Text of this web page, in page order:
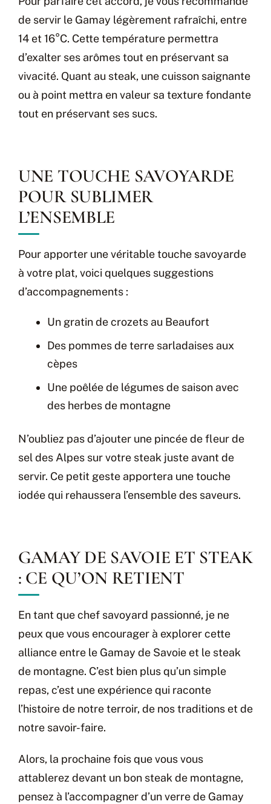
de servir le Gamay légèrement rafraîchi, entre
14 et 16°C. Cette température permettra
d’exalter ses arômes tout en préservant sa
vivacité. Quant au steak, une cuisson saignante
ou à point mettra en valeur sa texture fondante
tout en préservant ses sucs.
UNE TOUCHE SAVOYARDE
POUR SUBLIMER
L’ENSEMBLE
Pour apporter une véritable touche savoyarde
à votre plat, voici quelques suggestions
d’accompagnements :
Un gratin de crozets au Beaufort
Des pommes de terre sarladaises aux
cèpes
Une poêlée de légumes de saison avec
des herbes de montagne
N’oubliez pas d’ajouter une pincée de fleur de
sel des Alpes sur votre steak juste avant de
servir. Ce petit geste apportera une touche
iodée qui rehaussera l’ensemble des saveurs.
GAMAY DE SAVOIE ET STEAK
: CE QU’ON RETIENT
En tant que chef savoyard passionné, je ne
peux que vous encourager à explorer cette
alliance entre le Gamay de Savoie et le steak
de montagne. C’est bien plus qu’un simple
repas, c’est une expérience qui raconte
l’histoire de notre terroir, de nos traditions et de
notre savoir-faire.
Alors, la prochaine fois que vous vous
attablerez devant un bon steak de montagne,
pensez à l’accompagner d’un verre de Gamay